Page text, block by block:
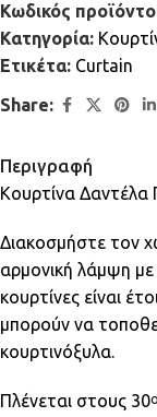
Κωδικός
Κατηγορία:
Ετικέτα: Curtain
Share:
Περιγραφή
Κουρτίνα Δαντέλα
Διακοσμήστε τον
αρμονική λάμψη με
κουρτίνες είναι
μπορούν να
κουρτινόξυλα.
Πλένεται στους 30ο